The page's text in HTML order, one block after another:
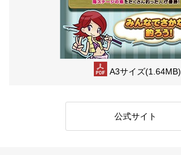
A3サイズ(1.64MB)
公式サイト